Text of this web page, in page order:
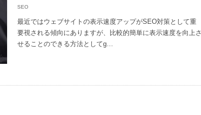
SEO
最近ではウェブサイトの表示速度アップがSEO対策として重
要視される傾向にありますが、比較的簡単に表示速度を向上さ
せることのできる方法としてg…